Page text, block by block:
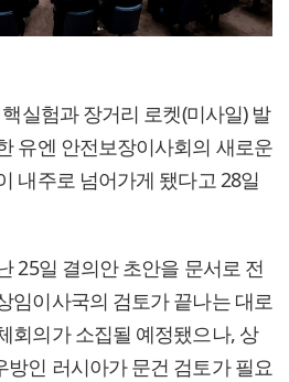
실험과 장거리 로켓(미사일) 발
유엔 안전보장이사회의 새로운
내주로 넘어가게 됐다고 28일
25일 결의안 초안을 문서로 전
임이사국의 검토가 끝나는 대로
회의가 소집될 예정됐으나, 상
방인 러시아가 문건 검토가 필요